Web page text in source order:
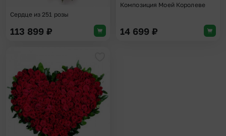
Сердце из 251 розы
113 899 ₽
Композиция Моей Королеве
14 699 ₽